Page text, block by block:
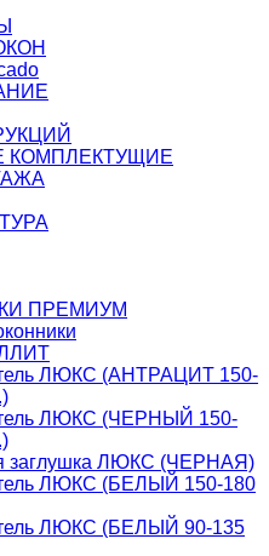
КОМПЛЕКТУЩИЕ
ПРЕМИУМ
ЛЮКС (АНТРАЦИТ 150-
ЛЮКС (ЧЕРНЫЙ 150-
заглушка ЛЮКС (ЧЕРНАЯ)
ЛЮКС (БЕЛЫЙ 150-180
ЛЮКС (БЕЛЫЙ 90-135